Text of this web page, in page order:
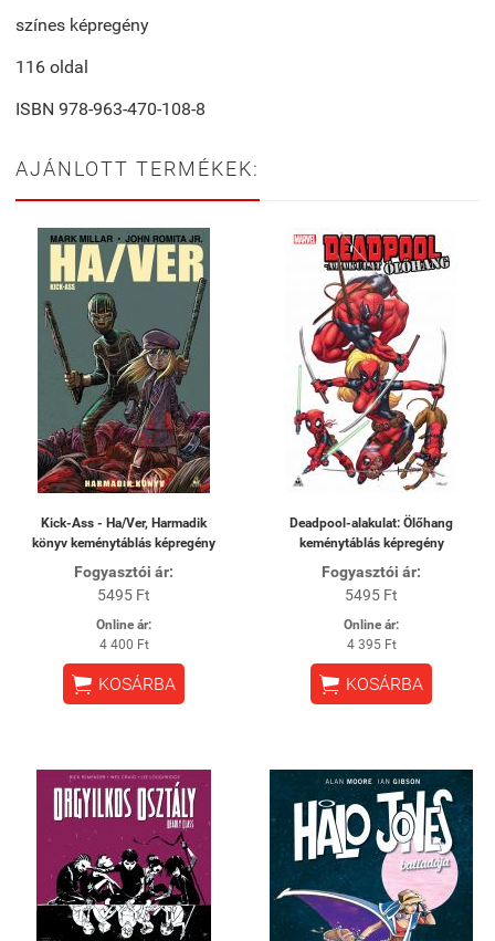
színes képregény
116 oldal
ISBN 978-963-470-108-8
AJÁNLOTT TERMÉKEK:
Kick-Ass - Ha/Ver, Harmadik
könyv keménytáblás képregény
Fogyasztói ár:
5495 Ft
Online ár:
4 400 Ft
 KOSÁRBA
Deadpool-alakulat: Ölőhang
keménytáblás képregény
Fogyasztói ár:
5495 Ft
Online ár:
4 395 Ft
 KOSÁRBA